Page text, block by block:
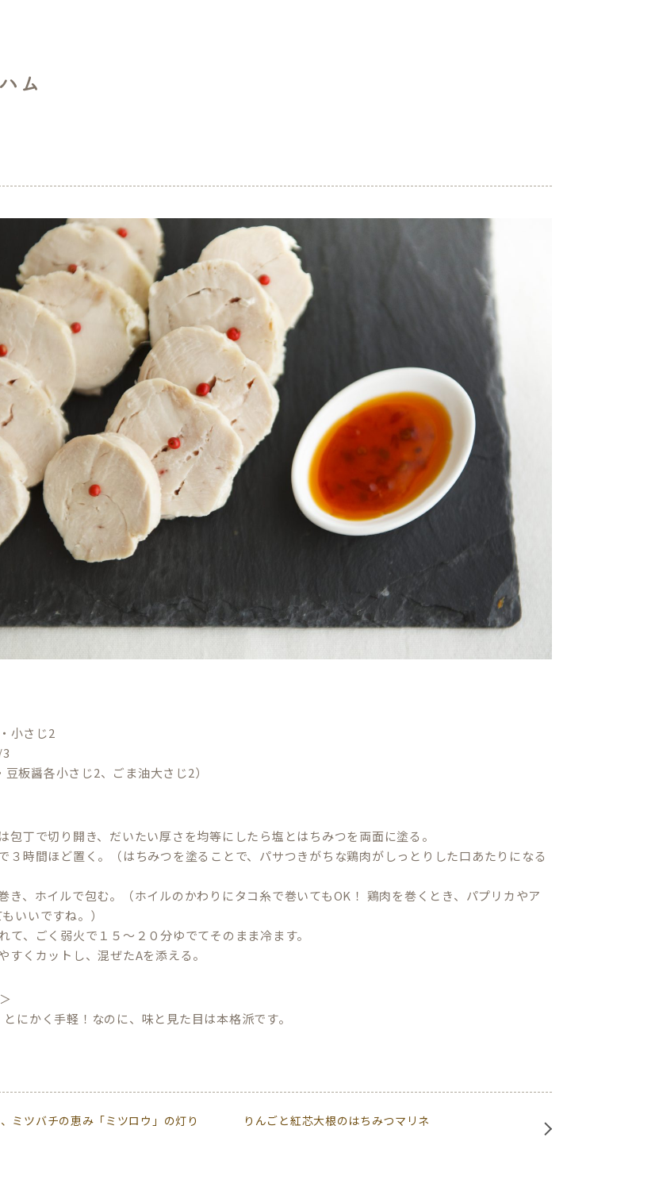
ム
小さじ2
豆板醤各小さじ2、ごま油大さじ2）
包丁で切り開き、だいたい厚さを均等にしたら塩とはちみつを両面に塗る。
３時間ほど置く。（はちみつを塗ることで、パサつきがちな鶏肉がしっとりした口あたりになる
き、ホイルで包む。（ホイルのかわりにタコ糸で巻いてもOK！ 鶏肉を巻くとき、パプリカやア
いいですね。）
て、ごく弱火で１５～２０分ゆでてそのまま冷ます。
すくカットし、混ぜたAを添える。
にかく手軽！なのに、味と見た目は本格派です。
ミツバチの恵み「ミツロウ」の灯り
りんごと紅芯大根のはちみつマリネ